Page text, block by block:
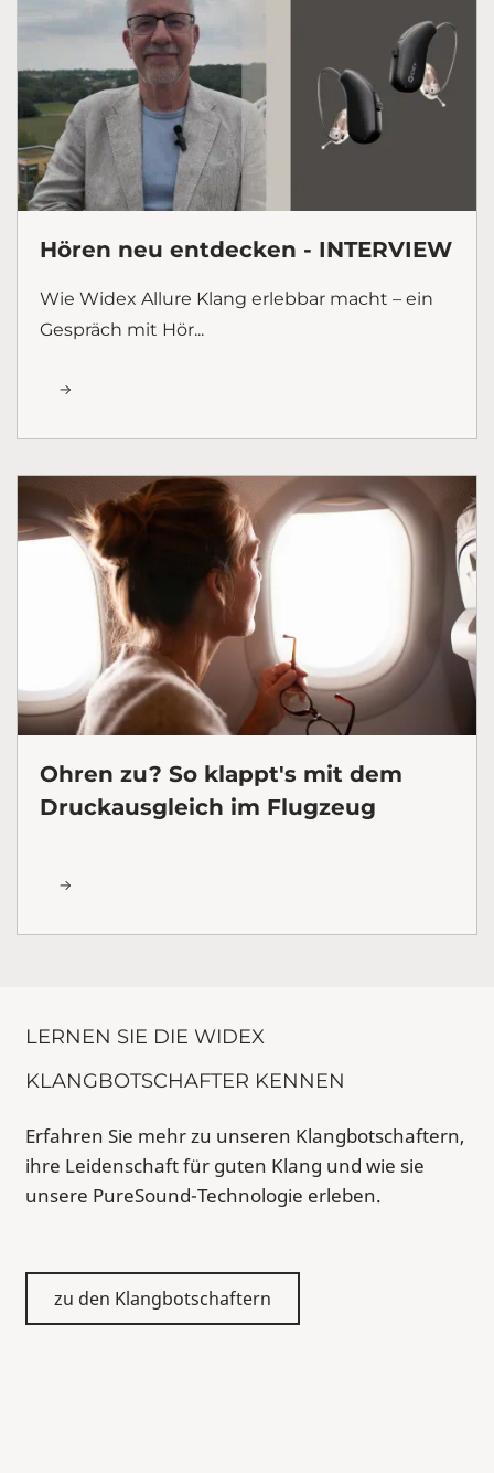
Hören neu entdecken - INTERVIEW
Wie Widex Allure Klang erlebbar macht – ein
Gespräch mit Hör...
Ohren zu? So klappt's mit dem
Druckausgleich im Flugzeug
LERNEN SIE DIE WIDEX
KLANGBOTSCHAFTER KENNEN
Erfahren Sie mehr zu unseren Klangbotschaftern,
ihre Leidenschaft für guten Klang und wie sie
unsere PureSound-Technologie erleben.
zu den Klangbotschaftern